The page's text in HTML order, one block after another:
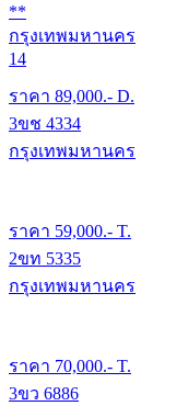
**
กรุงเทพมหานคร
14
ราคา 89,000.- D.
3ขช 4334
กรุงเทพมหานคร
ราคา 59,000.- T.
2ขท 5335
กรุงเทพมหานคร
ราคา 70,000.- T.
3ขว 6886